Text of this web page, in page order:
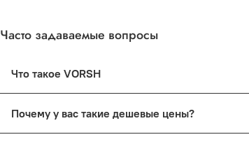
Часто задаваемые вопросы
Что такое VORSH
Почему у вас такие дешевые цены?